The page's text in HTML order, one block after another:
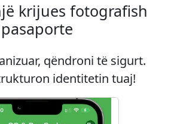
krijues fotografish
pasaporte
qëndroni të sigurt.
identitetin tuaj!